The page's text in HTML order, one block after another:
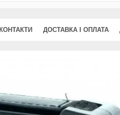
КОНТАКТИ ДОСТАВКА І ОПЛАТА